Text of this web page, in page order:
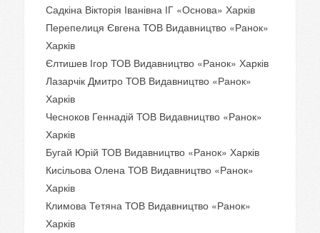
Садкіна Вікторія Іванівна ІГ «Основа» Харків
Перепелиця Євгена ТОВ Видавництво «Ранок»
Харків
Єлтишев Ігор ТОВ Видавництво «Ранок» Харків
Лазарчік Дмитро ТОВ Видавництво «Ранок»
Харків
Чесноков Геннадій ТОВ Видавництво «Ранок»
Харків
Бугай Юрій ТОВ Видавництво «Ранок» Харків
Кисільова Олена ТОВ Видавництво «Ранок»
Харків
Климова Тетяна ТОВ Видавництво «Ранок»
Харків